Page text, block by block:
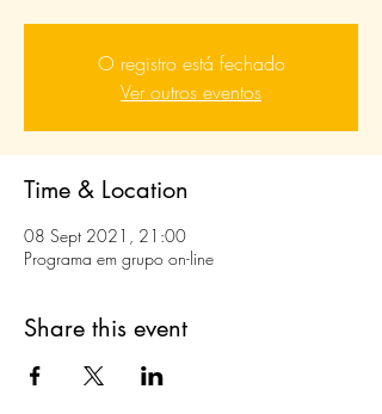
O registro está fechado
Ver outros eventos
Time & Location
08 Sept 2021, 21:00
Programa em grupo on-line
Share this event